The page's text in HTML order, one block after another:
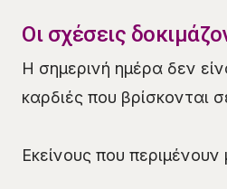
Οι σχέσεις
Η σημερινή ημέρα δεν
καρδιές που βρίσκονται
Εκείνους που